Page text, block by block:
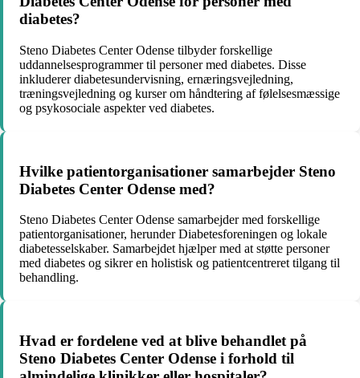
diabetes?
Steno Diabetes Center Odense tilbyder forskellige
uddannelsesprogrammer til personer med diabetes. Disse
inkluderer diabetesundervisning, ernæringsvejledning,
træningsvejledning og kurser om håndtering af følelsesmæssige
og psykosociale aspekter ved diabetes.
Hvilke patientorganisationer samarbejder Steno
Diabetes Center Odense med?
Steno Diabetes Center Odense samarbejder med forskellige
patientorganisationer, herunder Diabetesforeningen og lokale
diabetesselskaber. Samarbejdet hjælper med at støtte personer
med diabetes og sikrer en holistisk og patientcentreret tilgang til
behandling.
Hvad er fordelene ved at blive behandlet på
Steno Diabetes Center Odense i forhold til